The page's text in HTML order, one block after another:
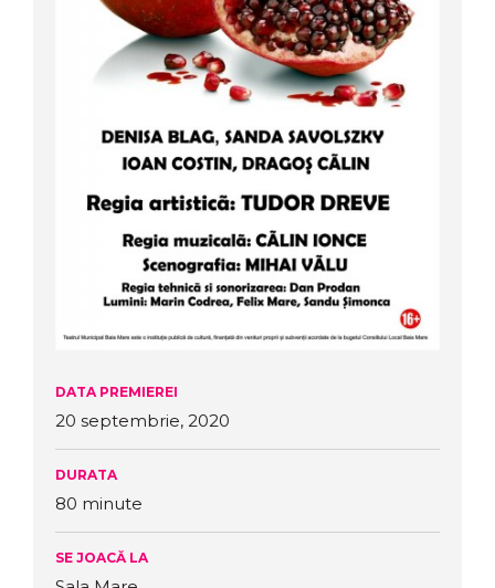
DATA PREMIEREI
20 septembrie, 2020
DURATA
80 minute
SE JOACĂ LA